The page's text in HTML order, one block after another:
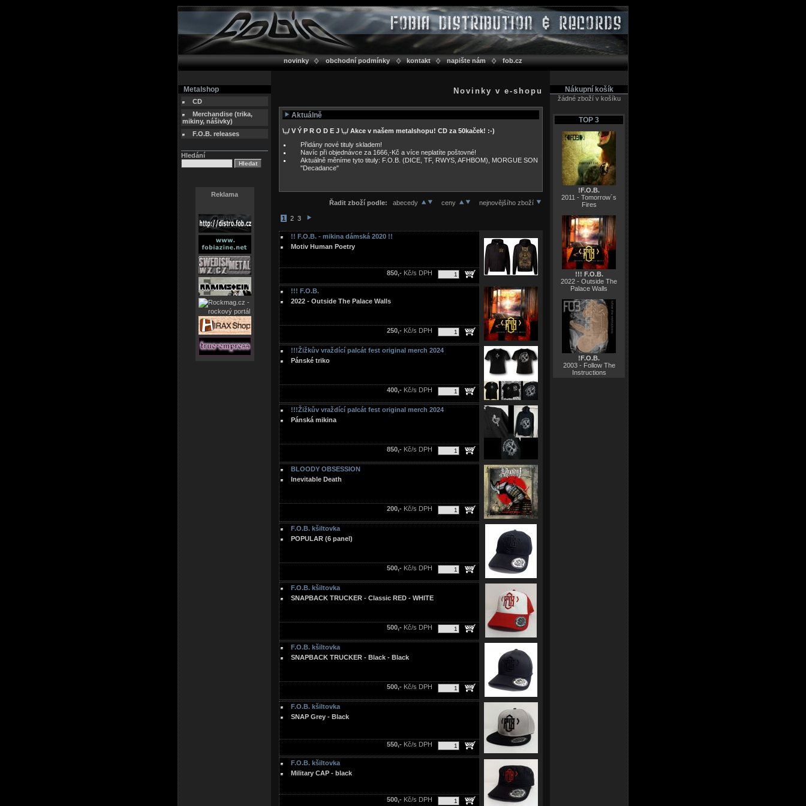
novinky obchodní podmínky kontakt napište nám fob.cz
Metalshop
CD
Merchandise (trika,
mikiny, nášivky)
F.O.B. releases
Hledání
Reklama
Novinky v e-shopu
Aktuálně
\,,/ V Ý P R O D E J \,,/ Akce v našem metalshopu! CD za 50kaček! :-)
Přidány nové tituly skladem!
Navíc při objednávce za 1666,-Kč a více neplatíte poštovné!
Aktuálně měníme tyto tituly: F.O.B. (DICE, TF, RWYS, AFHBOM), MORGUE SON
"Decadance"
Řadit zboží podle:abecedy ceny nejnovějšího zboží
1 2 3
!! F.O.B. - mikina dámská 2020 !!
Motiv Human Poetry
850,-Kč/s DPH
!!! F.O.B.
2022 - Outside The Palace Walls
250,-Kč/s DPH
!!!Žižkův vraždící palcát fest original merch 2024
Pánské triko
400,-Kč/s DPH
!!!Žižkův vraždící palcát fest original merch 2024
Pánská mikina
850,-Kč/s DPH
BLOODY OBSESSION
Inevitable Death
200,-Kč/s DPH
F.O.B. kšiltovka
POPULAR (6 panel)
500,-Kč/s DPH
F.O.B. kšiltovka
SNAPBACK TRUCKER - Classic RED - WHITE
500,-Kč/s DPH
F.O.B. kšiltovka
SNAPBACK TRUCKER - Black - Black
500,-Kč/s DPH
F.O.B. kšiltovka
SNAP Grey - Black
550,-Kč/s DPH
F.O.B. kšiltovka
Military CAP - black
500,-Kč/s DPH
Nákupní košík
žádné zboží v košíku
TOP 3
!F.O.B.
2011 - Tomorrow´s
Fires
!!! F.O.B.
2022 - Outside The
Palace Walls
!F.O.B.
2003 - Follow The
Instructions